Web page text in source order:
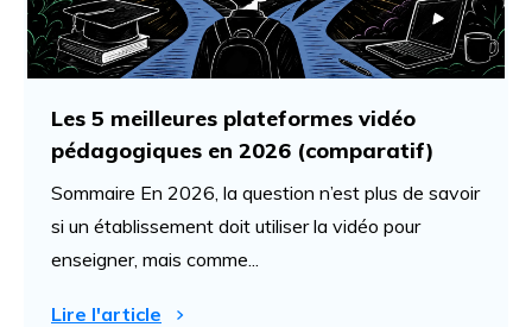
Les 5 meilleures plateformes vidéo
pédagogiques en 2026 (comparatif)
Sommaire En 2026, la question n’est plus de savoir
si un établissement doit utiliser la vidéo pour
enseigner, mais comme...
Lire l'article